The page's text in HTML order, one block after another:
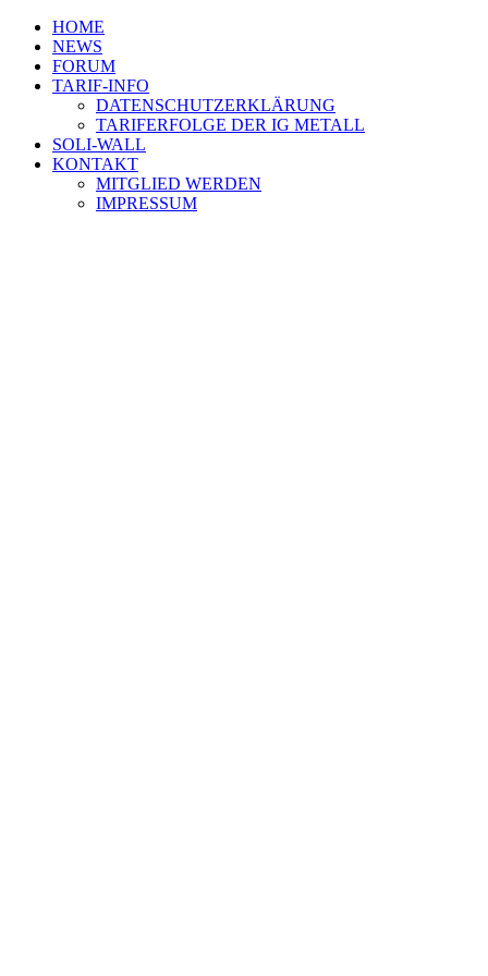
HOME
NEWS
FORUM
TARIF-INFO
DATENSCHUTZERKLÄRUNG
TARIFERFOLGE DER IG METALL
SOLI-WALL
KONTAKT
MITGLIED WERDEN
IMPRESSUM